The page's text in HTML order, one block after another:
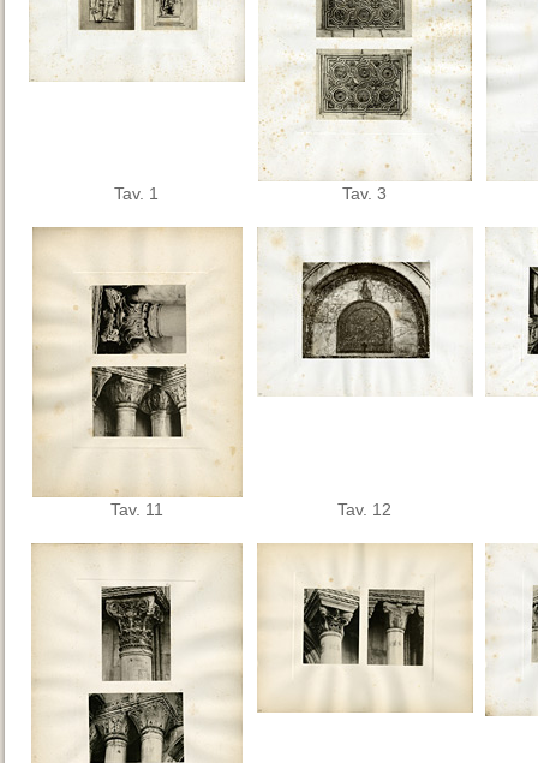
Tav. 1 Tav. 3
Tav. 11 Tav. 12